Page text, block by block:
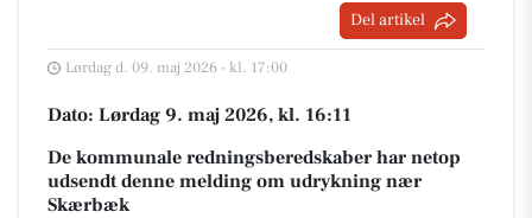
Del artikel
Lørdag d. 09. maj 2026 - kl. 17:00
Dato: Lørdag 9. maj 2026, kl. 16:11
De kommunale redningsberedskaber har netop
udsendt denne melding om udrykning nær
Skærbæk